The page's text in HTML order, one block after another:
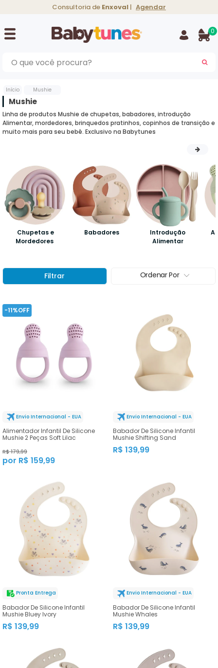
Consultoria de Enxoval | Agendar
0
Aspirador Nasal
Preparadores de
Fórmulas
Teste de Alcool
Início Mushie
Mushie
Linha de produtos Mushie de chupetas, babadores, introdução
Alimentar, mordedores, brinquedos pratinhos, copinhos de transição e
muito mais para seu bebê. Exclusivo na Babytunes
Chupetas e
Mordedores
Babadores
Introdução
Alimentar
Filtrar Ordenar Por
-11%OFF
Envio Internacional - EUA
Alimentador Infantil De Silicone
Mushie 2 Peças Soft Lilac
R$ 179,99
por R$ 159,99
Envio Internacional - EUA
Babador De Silicone Infantil
Mushie Shifting Sand
R$ 139,99
Pronta Entrega
Babador De Silicone Infantil
Mushie Bluey Ivory
R$ 139,99
Envio Internacional - EUA
Babador De Silicone Infantil
Mushie Whales
R$ 139,99